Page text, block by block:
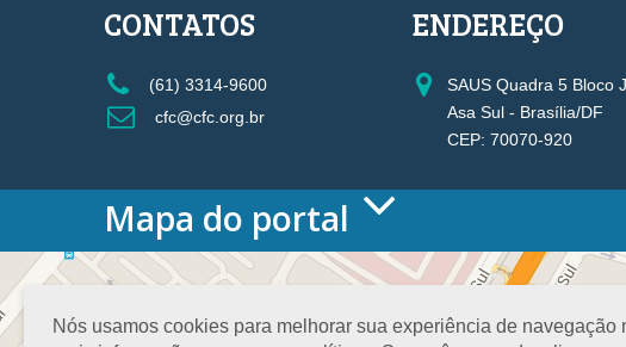
Nós usamos cookies para melhorar sua experiência de
CONTATOS
(61) 3314-9600
cfc@cfc.org.br
ENDEREÇO
SAUS Quadra 5 Bloco
Asa Sul - Brasília/DF
CEP: 70070-920
Mapa do portal
HOME
O CONSELHO
Conselho Diretor